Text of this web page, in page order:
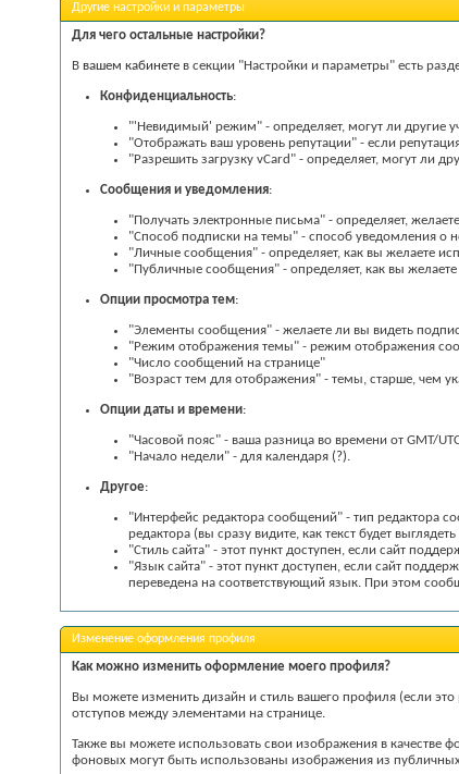
Другие настройки и параметры
Для чего остальные настройки?
В вашем кабинете в секции "Настройки и параметры" есть
Конфиденциальность:
"'Невидимый' режим" - определяет, могут ли другие
"Отображать ваш уровень репутации" - если
"Разрешить загрузку vCard" - определяет, могут ли
Сообщения и уведомления:
"Получать электронные письма" - определяет,
"Способ подписки на темы" - способ уведомления о
"Личные сообщения" - определяет, как вы желаете
"Публичные сообщения" - определяет, как вы
Опции просмотра тем:
"Элементы сообщения" - желаете ли вы видеть
"Режим отображения темы" - режим отображения
"Число сообщений на странице"
"Возраст тем для отображения" - темы, старше, чем
Опции даты и времени:
"Часовой пояс" - ваша разница во времени от GMT/
"Начало недели" - для календаря (?).
Другое:
"Интерфейс редактора сообщений" - тип редактора
редактора (вы сразу видите, как текст будет
"Стиль сайта" - этот пункт доступен, если сайт
"Язык сайта" - этот пункт доступен, если сайт
переведена на соответствующий язык. При этом
Изменение оформления профиля
Как можно изменить оформление моего профиля?
Вы можете изменить дизайн и стиль вашего профиля (если
отступов между элементами на странице.
Также вы можете использовать свои изображения в качестве
фоновых могут быть использованы изображения из